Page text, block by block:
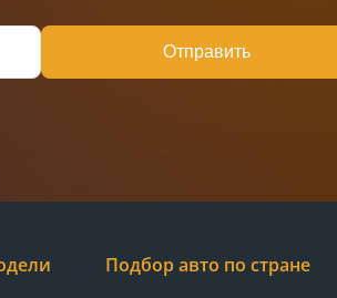
Отправить
Подбор авто по стране